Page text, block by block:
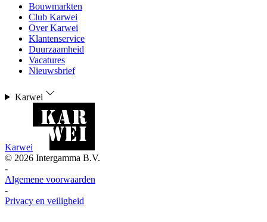
Bouwmarkten
Club Karwei
Over Karwei
Klantenservice
Duurzaamheid
Vacatures
Nieuwsbrief
Karwei
Karwei
© 2026 Intergamma B.V.
-
Algemene voorwaarden
-
Privacy en veiligheid